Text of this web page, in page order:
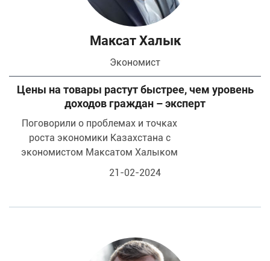
Максат Халык
Экономист
Цены на товары растут быстрее, чем уровень
доходов граждан – эксперт
Поговорили о проблемах и точках
роста экономики Казахстана с
экономистом Максатом Халыком
21-02-2024